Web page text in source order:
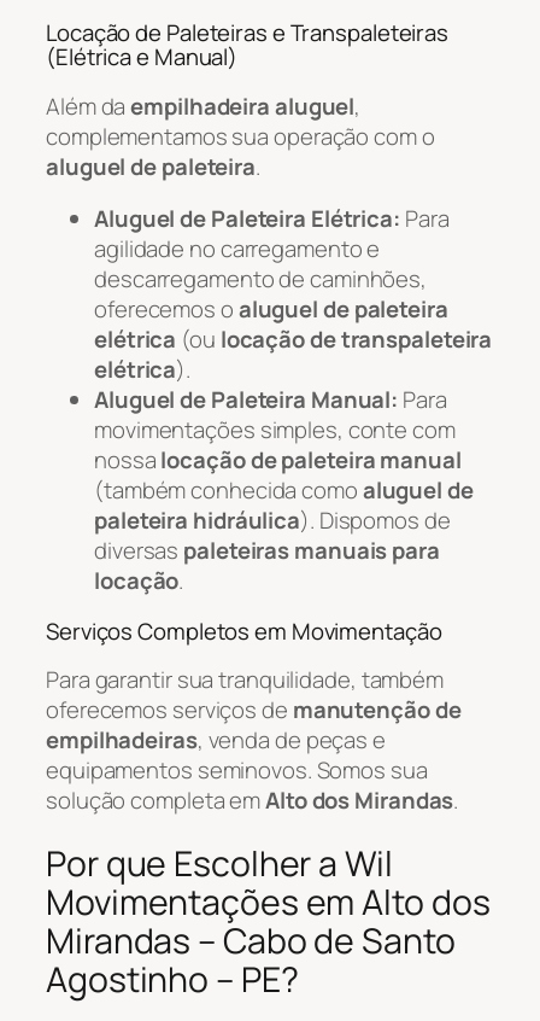
Locação de Paleteiras e Transpaleteiras
(Elétrica e Manual)
Além daempilhadeira aluguel,
complementamos sua operação com o
aluguel de paleteira.
Aluguel de Paleteira Elétrica: Para
agilidade no carregamento e
descarregamento de caminhões,
oferecemos oaluguel de paleteira
elétrica (ou locação de transpaleteira
elétrica).
Aluguel de Paleteira Manual: Para
movimentações simples, conte com
nossalocação de paleteira manual
(também conhecida comoaluguel de
paleteira hidráulica). Dispomos de
diversas paleteiras manuais para
locação.
Serviços Completos em Movimentação
Para garantir sua tranquilidade, também
oferecemos serviços de manutenção de
empilhadeiras, venda de peças e
equipamentos seminovos. Somos sua
solução completa emAlto dos Mirandas.
Por que Escolher a Wil
Movimentações em Alto dos
Mirandas – Cabo de Santo
Agostinho – PE?